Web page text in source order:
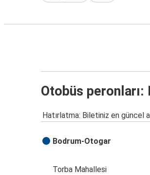
Otobüs peronları:
Hatırlatma: Biletiniz en güncel
Bodrum-Otogar
Torba Mahallesi